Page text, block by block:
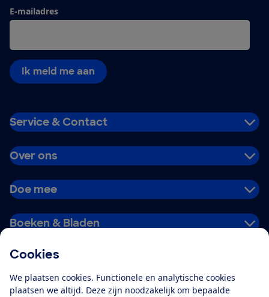
Cookies
We plaatsen cookies. Functionele en analytische cookies
plaatsen we altijd. Deze zijn noodzakelijk om bepaalde
E-mailadres
Ik meld me aan
Service & Contact
Over ons
Doe mee
Boeken & Bladen